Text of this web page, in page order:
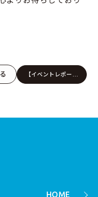
【イベントレポート
『初めてのマイホー
HOME